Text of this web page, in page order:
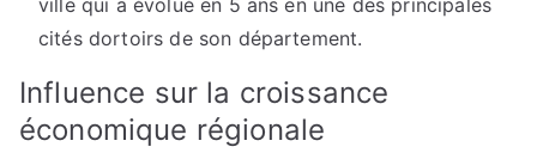
ville qui a évolué en 5 ans en une des principales
cités dortoirs de son département.
Influence sur la croissance
économique régionale